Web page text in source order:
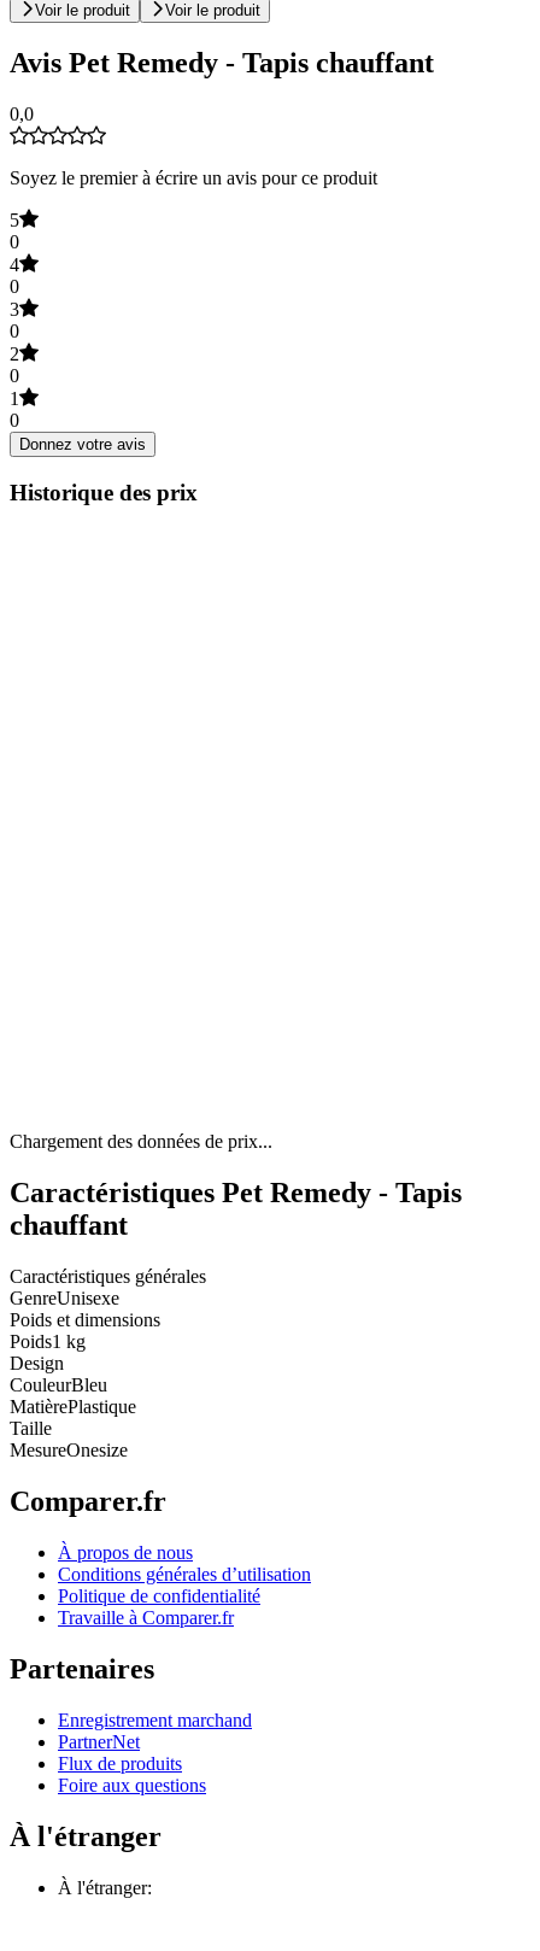
Voir le produit
Voir le produit
Avis Pet Remedy - Tapis chauffant
0,0
Soyez le premier à écrire un avis pour ce produit
5
0
4
0
3
0
2
0
1
0
Donnez votre avis
Historique des prix
Chargement des données de prix...
Caractéristiques Pet Remedy - Tapis
chauffant
Caractéristiques générales
GenreUnisexe
Poids et dimensions
Poids1 kg
Design
CouleurBleu
MatièrePlastique
Taille
MesureOnesize
Comparer.fr
À propos de nous
Conditions générales d’utilisation
Politique de confidentialité
Travaille à Comparer.fr
Partenaires
Enregistrement marchand
PartnerNet
Flux de produits
Foire aux questions
À l'étranger
À l'étranger: